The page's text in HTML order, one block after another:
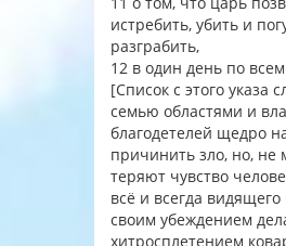
истребить, убить и
разграбить,
12 в один день по
[Список с этого
семью областями и
благодетелей щедро
причинить зло, но, не
теряют чувство
всё и всегда
своим убеждением
хитросплетением